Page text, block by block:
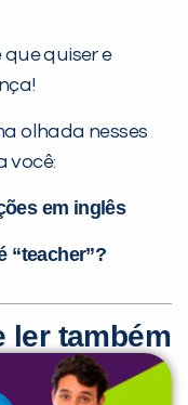
que quiser e
olhada nesses
você:
em inglês
“teacher”?
ler também